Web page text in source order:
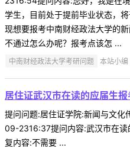
学生，目前处于提前毕业状态，
现想要报考中南财经政法大学的
不通过怎么办呢？报考点该怎 ...
中南财经政法大学考研问题 本站小
居住证武汉市在读的应届生
提问问题:居住证学院:新闻与文
09-2316:37提问内容:武汉市在读
复内容:不需要 ...